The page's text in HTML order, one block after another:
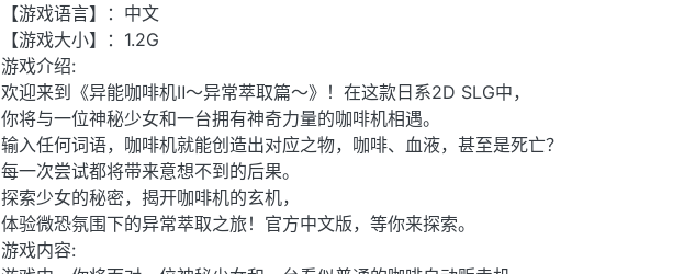
【游戏语言】：中文
【游戏大小】：1.2G
游戏介绍:
欢迎来到《异能咖啡机Ⅱ～异常萃取篇～》！在这款日系2D SLG中，
你将与一位神秘少女和一台拥有神奇力量的咖啡机相遇。
输入任何词语，咖啡机就能创造出对应之物，咖啡、血液，甚至是死亡？
每一次尝试都将带来意想不到的后果。
探索少女的秘密，揭开咖啡机的玄机，
体验微恐氛围下的异常萃取之旅！官方中文版，等你来探索。
游戏内容: